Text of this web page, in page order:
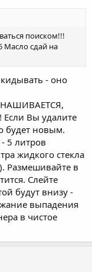
поиском!!!
Масло сдай на
- оно
Вы удалите
будет новым.
5 литров
жидкого стекла
Размешивайте в
Слейте
будут внизу -
выпадения
в чистое